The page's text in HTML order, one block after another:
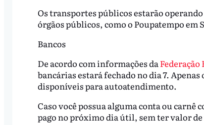
Os transportes públicos estarão
órgãos públicos, como o Poupatempo em
Bancos
De acordo com informações da Federação
bancárias estará fechado no dia 7.
disponíveis para autoatendimento.
Caso você possua alguma conta ou
pago no próximo dia útil, sem ter valor